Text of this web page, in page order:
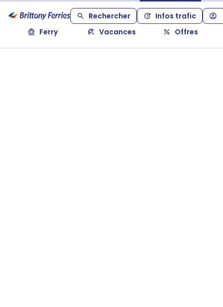
Rechercher
Infos trafic
Ferry
Vacances Offres